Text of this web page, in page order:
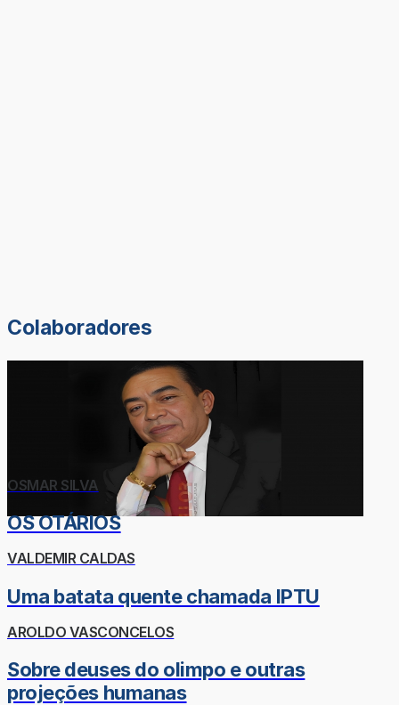
Colaboradores
OSMAR SILVA
OS OTÁRIOS
VALDEMIR CALDAS
Uma batata quente chamada IPTU
AROLDO VASCONCELOS
Sobre deuses do olimpo e outras
projeções humanas